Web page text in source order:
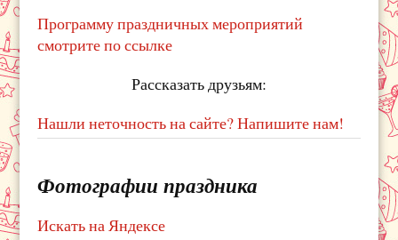
Программу праздничных мероприятий
смотрите по ссылке
Рассказать друзьям:
Нашли неточность на сайте? Напишите нам!
Фотографии праздника
Искать на Яндексе